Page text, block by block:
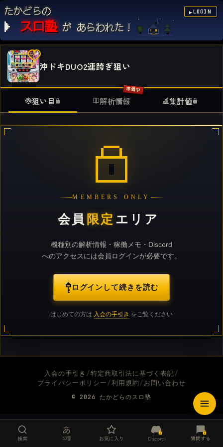
▶LOGIN
たかどらの
スロ塾が あらわれた！
検索
あ
50音 お気に入り Discord 質問する
沖ドキDUO2連跨ぎ狙い
狙い目 解析情報 集計値
MEMBERS ONLY
会員 限定 エリア
機種別の解析情報・稼働メモ・Discord
へのアクセスには会員ログインが必要です。
ログインして続きを読む
はじめての方は 入会の手引き をご覧ください
入会の手引き /特定商取引法に基づく表記/
プライバシーポリシー/利用規約/お問い合わせ
© 2026 たかどらのスロ塾